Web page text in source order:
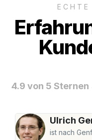
ECHTE
4.9 von 5 Sternen
Ulrich
ist nach